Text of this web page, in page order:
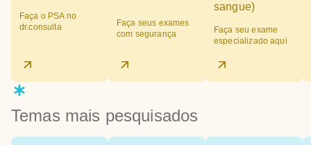
Faça o PSA no
dr.consulta
Faça seus exames
com segurança
sangue)
Faça seu exame
especializado aqui
Temas mais pesquisados